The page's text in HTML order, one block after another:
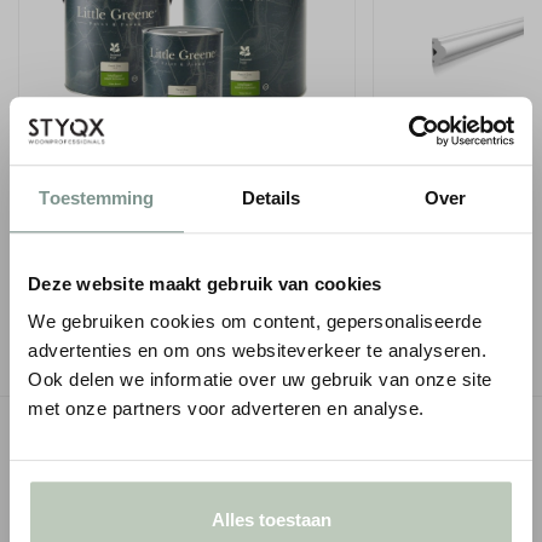
Toestemming Details Over
Deze website maakt gebruik van cookies
We gebruiken cookies om content, gepersonaliseerde
advertenties en om ons websiteverkeer te analyseren.
Ook delen we informatie over uw gebruik van onze site
met onze partners voor adverteren en analyse.
Alles toestaan
€ 66,50
ORAC WANDLIJST
€ 5,55 € 4,72